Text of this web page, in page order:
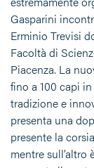
Gasparini
Erminio Trevisi
Facoltà di
Piacenza. La
fino a 100 capi
tradizione e
presenta una
presente la
mentre